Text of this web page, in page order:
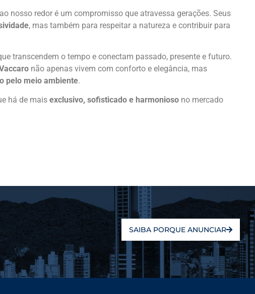
nosso redor é um compromisso que atravessa gerações. Seus
, mas também para respeitar a natureza e contribuir para
transcendem o tempo e conectam passado, presente e futuro.
não apenas vivem com conforto e elegância, mas
pelo meio ambiente.
há de mais exclusivo, sofisticado e harmoniosono mercado
SAIBA PORQUE ANUNCIAR